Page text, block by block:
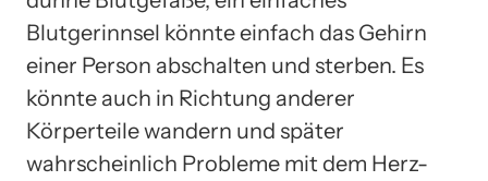
Blutgerinnsel könnte einfach das Gehirn
einer Person abschalten und sterben. Es
könnte auch in Richtung anderer
Körperteile wandern und später
wahrscheinlich Probleme mit dem Herz-